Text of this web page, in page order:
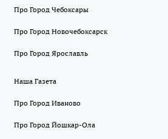
Про Город Чебоксары
Про Город Новочебоксарск
Про Город Ярославль
Наша Газета
Про Город Иваново
Про Город Йошкар-Ола